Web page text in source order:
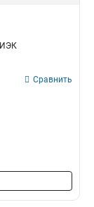
ИЭК
Сравнить